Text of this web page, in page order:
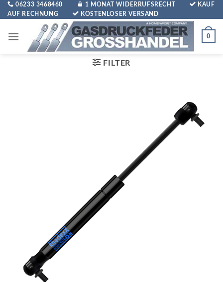
Zum
Inhalt
06233 3468460 1 MONAT WIDERRUFSRECHT
KAUF
AUF RECHNUNG
KOSTENLOSER VERSAND
0
FILTER